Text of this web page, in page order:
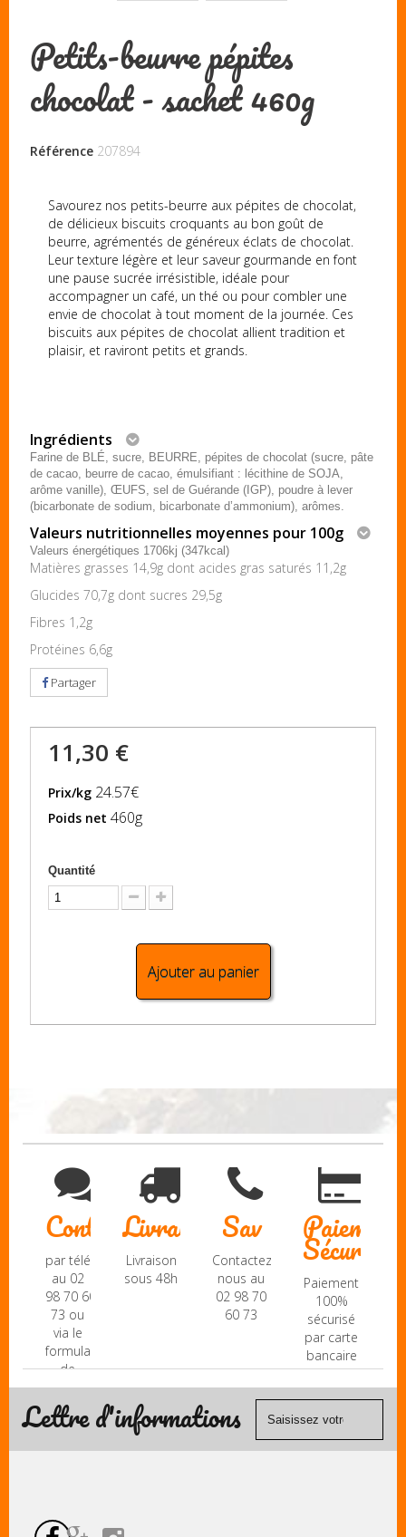
Petits-beurre pépites
chocolat - sachet 460g
Référence 207894
Savourez nos petits-beurre aux pépites de chocolat,
de délicieux biscuits croquants au bon goût de
beurre, agrémentés de généreux éclats de chocolat.
Leur texture légère et leur saveur gourmande en font
une pause sucrée irrésistible, idéale pour
accompagner un café, un thé ou pour combler une
envie de chocolat à tout moment de la journée. Ces
biscuits aux pépites de chocolat allient tradition et
plaisir, et raviront petits et grands.
Ingrédients
Farine de BLÉ, sucre, BEURRE, pépites de chocolat (sucre, pâte
de cacao, beurre de cacao, émulsifiant : lécithine de SOJA,
arôme vanille), ŒUFS, sel de Guérande (IGP), poudre à lever
(bicarbonate de sodium, bicarbonate d’ammonium), arômes.
Valeurs nutritionnelles moyennes pour 100g
Valeurs énergétiques 1706kj (347kcal)
Matières grasses 14,9g dont acides gras saturés 11,2g
Glucides 70,7g dont sucres 29,5g
Fibres 1,2g
Protéines 6,6g
Partager
11,30 €
Prix/kg 24.57€
Poids net 460g
Quantité
Ajouter au panier
Contact
par téléphone
au 02
98 70 60
73 ou
via le
formulaire
de
contact
Livraison
Livraison
sous 48h
Sav
Contactez-
nous au
02 98 70
60 73
Paiement
Sécurisé
Paiement
100%
sécurisé
par carte
bancaire
(Mastercard,
Visa, ...) et
Lettre d'informations